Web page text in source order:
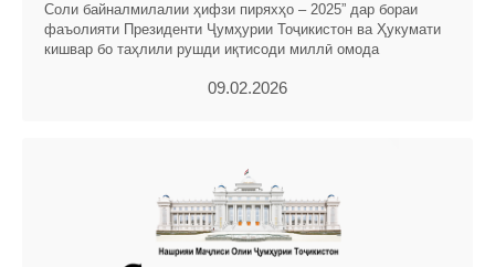
Соли байналмилалии ҳифзи пиряхҳо – 2025” дар бораи
фаъолияти Президенти Ҷумҳурии Тоҷикистон ва Ҳукумати
кишвар бо таҳлили рушди иқтисоди миллӣ омода
09.02.2026